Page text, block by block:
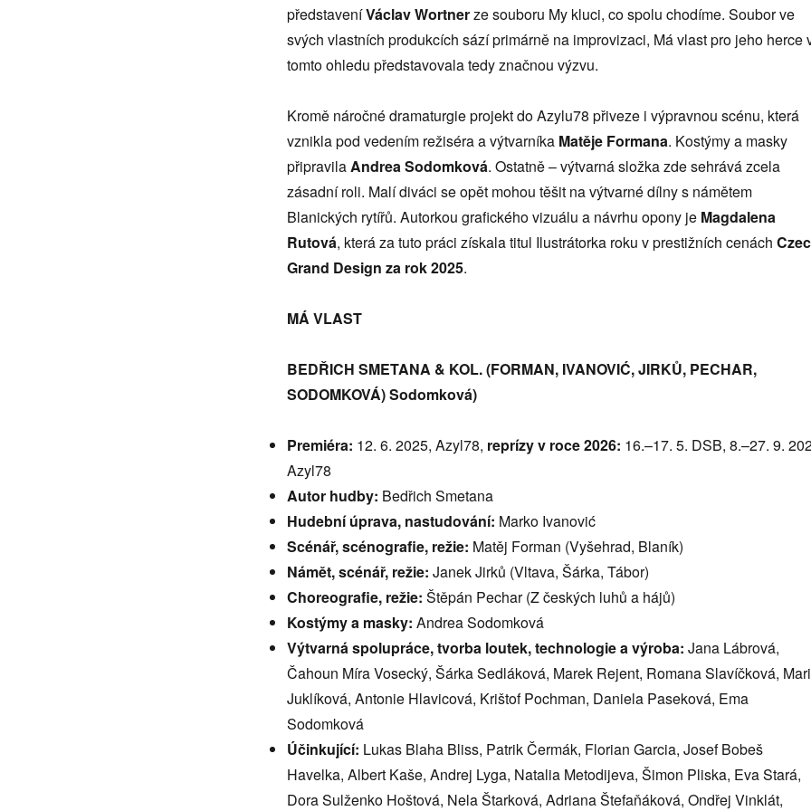
představeníVáclav Wortnerze souboru My kluci, co spolu chodíme. Soubor ve
svých vlastních produkcích sází primárně na improvizaci, Má vlast pro jeho herce
tomto ohledu představovala tedy značnou výzvu.
Kromě náročné dramaturgie projekt do Azylu78 přiveze i výpravnou scénu, která
vznikla pod vedením režiséra a výtvarníka Matěje Formana. Kostýmy a masky
připravilaAndrea Sodomková. Ostatně – výtvarná složka zde sehrává zcela
zásadní roli. Malí diváci se opět mohou těšit na výtvarné dílny s námětem
Blanických rytířů. Autorkou grafického vizuálu a návrhu opony je Magdalena
Rutová, která za tuto práci získala titul Ilustrátorka roku v prestižních cenách
Grand Design za rok 2025.
MÁ VLAST
BEDŘICH SMETANA & KOL. (FORMAN, IVANOVIĆ, JIRKŮ, PECHAR,
SODOMKOVÁ)Sodomková)
Premiéra: 12. 6. 2025, Azyl78, reprízy v roce 2026: 16.–17. 5. DSB, 8.–27. 9.
Azyl78
Autor hudby: Bedřich Smetana
Hudební úprava, nastudování: Marko Ivanović
Scénář, scénografie, režie: Matěj Forman (Vyšehrad, Blaník)
Námět, scénář, režie: Janek Jirků (Vltava, Šárka, Tábor)
Choreografie, režie: Štěpán Pechar (Z českých luhů a hájů)
Kostýmy a masky: Andrea Sodomková
Výtvarná spolupráce, tvorba loutek, technologie a výroba: Jana Lábrová,
Čahoun Míra Vosecký, Šárka Sedláková, Marek Rejent, Romana Slavíčková,
Juklíková, Antonie Hlavicová, Krištof Pochman, Daniela Paseková, Ema
Sodomková
Účinkující: Lukas Blaha Bliss, Patrik Čermák, Florian Garcia, Josef Bobeš
Havelka, Albert Kaše, Andrej Lyga, Natalia Metodijeva, Šimon Pliska, Eva Stará,
Dora Sulženko Hoštová, Nela Štarková, Adriana Štefaňáková, Ondřej Vinklát,